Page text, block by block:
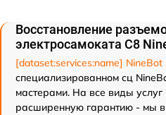
Восстановление
электросамоката C8
[dataset:services:name] NineBot
специализированном сц
мастерами. На все виды услуг
расширенную гарантию - мы